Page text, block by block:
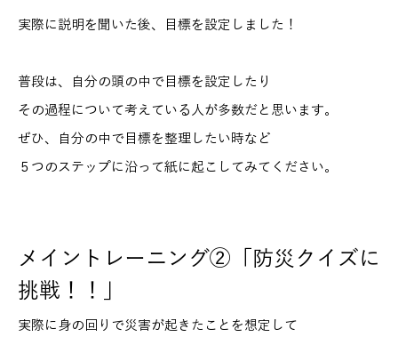
実際に説明を聞いた後、目標を設定しました！
普段は、自分の頭の中で目標を設定したり
その過程について考えている人が多数だと思います。
ぜひ、自分の中で目標を整理したい時など
５つのステップに沿って紙に起こしてみてください。
メイントレーニング②「防災クイズに
挑戦！！」
実際に身の回りで災害が起きたことを想定して